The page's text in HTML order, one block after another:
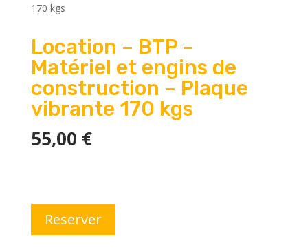
170 kgs
Location – BTP –
Matériel et engins de
construction – Plaque
vibrante 170 kgs
55,00 €
Reserver